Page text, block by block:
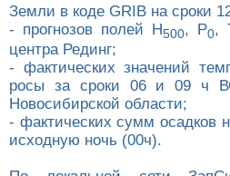
Земли в коде GRIB на сроки
- прогнозов полей Н500, P0,
центра Рединг;
- фактических значений
росы за сроки 06 и 09 ч
Новосибирской области;
- фактических сумм осадков
исходную ночь (00ч).